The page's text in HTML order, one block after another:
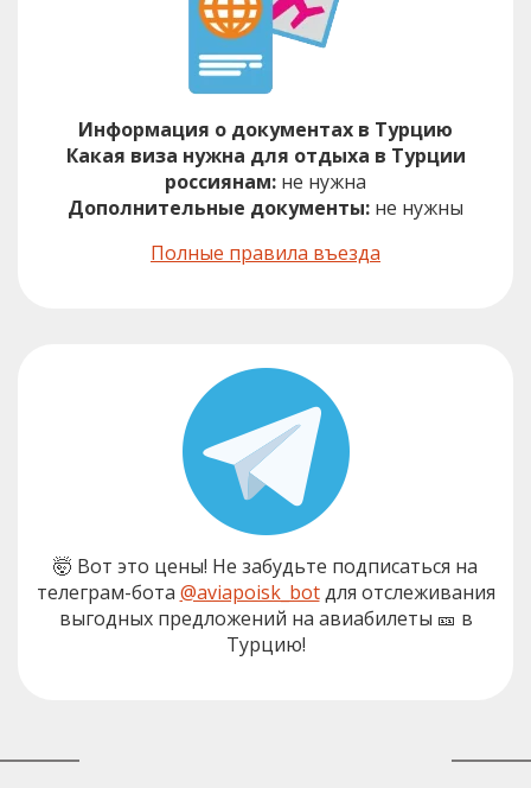
Информация о документах в Турцию
Какая виза нужна для отдыха в Турции
россиянам: не нужна
Дополнительные документы: не нужны
Полные правила въезда
🤯 Вот это цены! Не забудьте подписаться на
телеграм-бота @aviapoisk_botдля отслеживания
выгодных предложений на авиабилеты 🎫 в
Турцию!